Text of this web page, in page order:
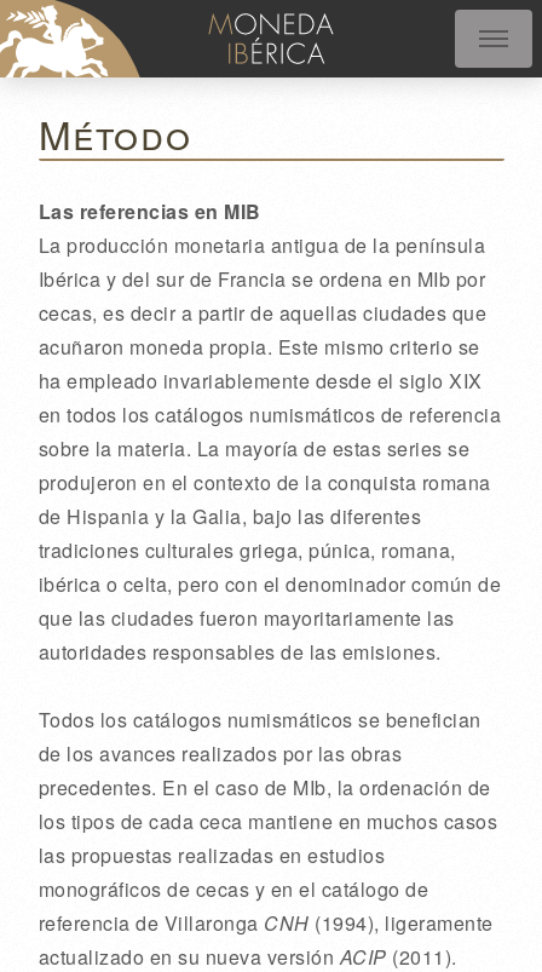
Método
Las referencias en MIB
La producción monetaria antigua de la península
Ibérica y del sur de Francia se ordena en MIb por
cecas, es decir a partir de aquellas ciudades que
acuñaron moneda propia. Este mismo criterio se
ha empleado invariablemente desde el siglo XIX
en todos los catálogos numismáticos de referencia
sobre la materia. La mayoría de estas series se
produjeron en el contexto de la conquista romana
de Hispania y la Galia, bajo las diferentes
tradiciones culturales griega, púnica, romana,
ibérica o celta, pero con el denominador común de
que las ciudades fueron mayoritariamente las
autoridades responsables de las emisiones.
Todos los catálogos numismáticos se benefician
de los avances realizados por las obras
precedentes. En el caso de MIb, la ordenación de
los tipos de cada ceca mantiene en muchos casos
las propuestas realizadas en estudios
monográficos de cecas y en el catálogo de
referencia de Villaronga CNH (1994), ligeramente
actualizado en su nueva versión ACIP (2011).